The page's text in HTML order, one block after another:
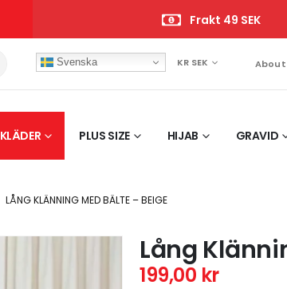
Frakt 49 SEK
Svenska KR SEK About
KLÄDER PLUS SIZE HIJAB GRAVID
LÅNG KLÄNNING MED BÄLTE – BEIGE
Lång
199,00 kr